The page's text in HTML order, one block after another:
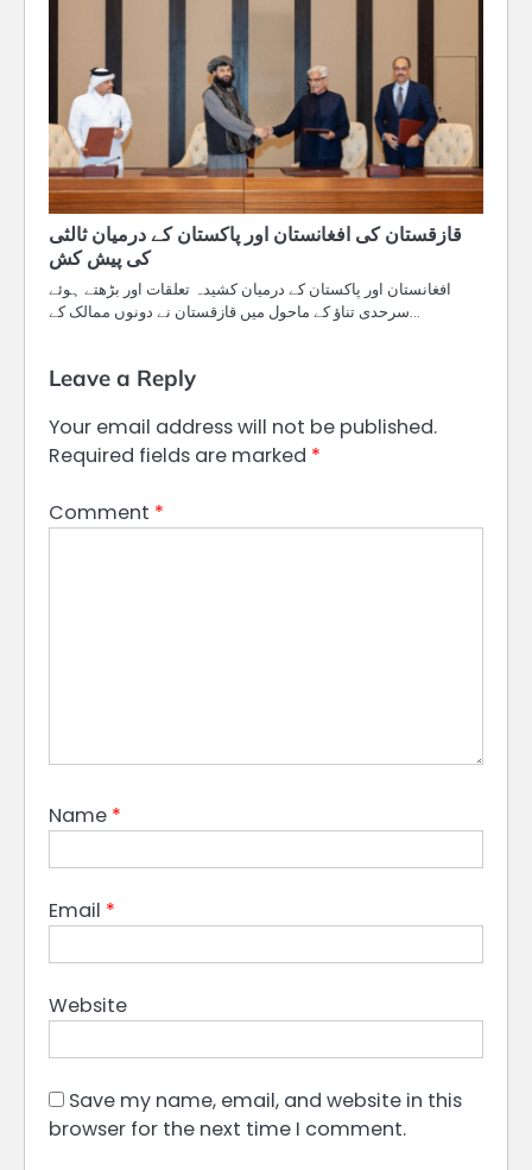
قازقستان کی افغانستان اور پاکستان کے درمیان ثالثی
کی پیش کش
افغانستان اور پاکستان کے درمیان کشیدہ تعلقات اور بڑھتے ہوئے
سرحدی تناؤ کے ماحول میں قازقستان نے دونوں ممالک کے…
Leave a Reply
Your email address will not be published.
Required fields are marked *
Comment *
Name *
Email *
Website
Save my name, email, and website in this
browser for the next time I comment.